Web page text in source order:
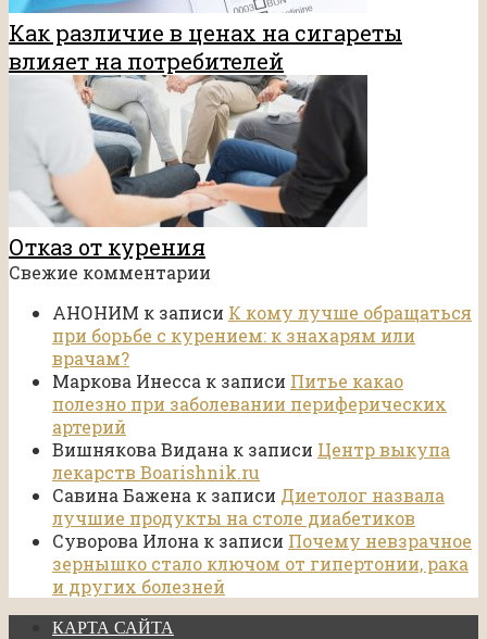
Как различие в ценах на сигареты
влияет на потребителей
Отказ от курения
Свежие комментарии
АНОНИМ к записи К кому лучше обращаться
при борьбе с курением: к знахарям или
врачам?
Маркова Инесса к записи Питье какао
полезно при заболевании периферических
артерий
Вишнякова Видана к записи Центр выкупа
лекарств Boarishnik.ru
Савина Бажена к записи Диетолог назвала
лучшие продукты на столе диабетиков
Суворова Илона к записи Почему невзрачное
зернышко стало ключом от гипертонии, рака
и других болезней
КАРТА САЙТА